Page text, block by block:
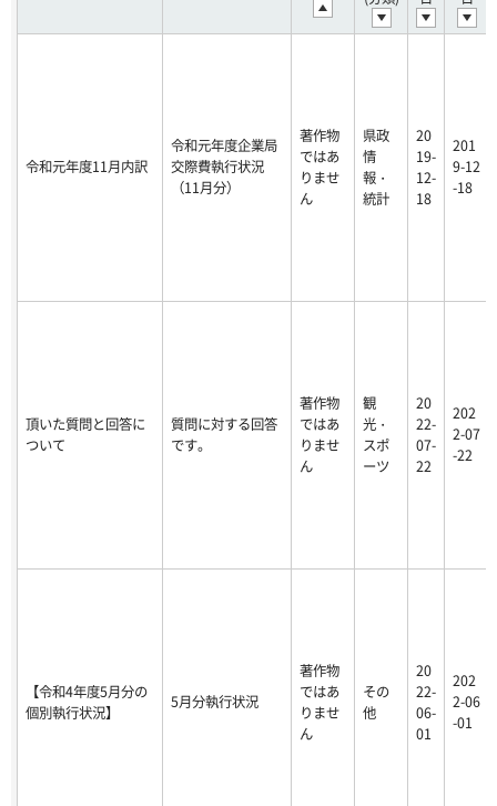
令和元年度11月内訳
令和元年度企業局
交際費執行状況
（11月分）
著作物
ではあ
りませ
ん
県政
情
報・
統計
20
19-
12-
18
201
9-12
-18
頂いた質問と回答に
ついて
質問に対する回答
です。
著作物
ではあ
りませ
ん
観
光・
スポ
ーツ
20
22-
07-
22
202
2-07
-22
【令和4年度5月分の
個別執行状況】
5月分執行状況
著作物
ではあ
りませ
ん
その
他
20
22-
06-
01
202
2-06
-01